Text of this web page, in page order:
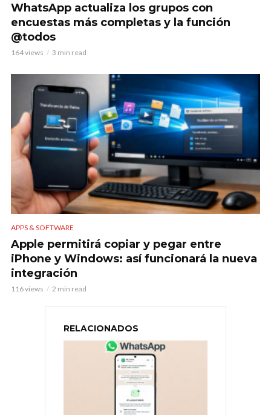
WhatsApp actualiza los grupos con
encuestas más completas y la función
@todos
164 views 3 min read
APPS & SOFTWARE
Apple permitirá copiar y pegar entre
iPhone y Windows: así funcionará la nueva
integración
116 views 2 min read
RELACIONADOS